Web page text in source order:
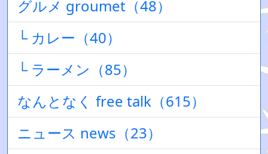
グルメ groumet（48）
└ カレー（40）
└ ラーメン（85）
なんとなく free talk（615）
ニュース news（23）